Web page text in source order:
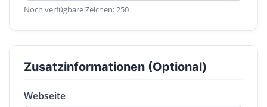
Noch verfügbare Zeichen:250
Zusatzinformationen (Optional)
Webseite